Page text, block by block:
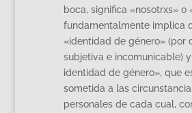
boca, significa «nosotrxs» o
fundamentalmente implica
«identidad de género» (por
subjetiva e incomunicable)
identidad de género», que
sometida a las
personales de cada cual,